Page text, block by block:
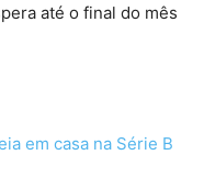
até o final do mês
em casa na Série B